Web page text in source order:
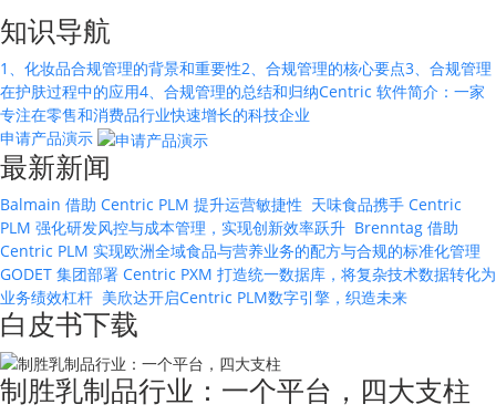
知识导航
1、化妆品合规管理的背景和重要性2、合规管理的核心要点3、合规管理
在护肤过程中的应用4、合规管理的总结和归纳Centric 软件简介：一家
专注在零售和消费品行业快速增长的科技企业
申请产品演示
最新新闻
Balmain 借助 Centric PLM 提升运营敏捷性 天味食品携手 Centric
PLM 强化研发风控与成本管理，实现创新效率跃升 Brenntag 借助
Centric PLM 实现欧洲全域食品与营养业务的配方与合规的标准化管理
GODET 集团部署 Centric PXM 打造统一数据库，将复杂技术数据转化为
业务绩效杠杆 美欣达开启Centric PLM数字引擎，织造未来
白皮书下载
制胜乳制品行业：一个平台，四大支柱